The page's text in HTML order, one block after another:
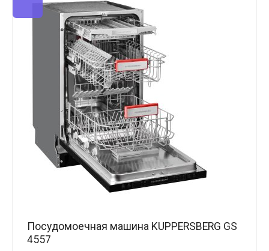
Посудомоечная машина KUPPERSBERG GS
4557